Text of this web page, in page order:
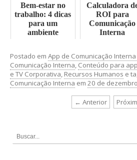
Bem-estar no
trabalho: 4 dicas
para um
ambiente
Calculadora
ROI para
Comunicação
Interna
Postado em App de Comunicação
Comunicação Interna, Conteúdo para
e TV Corporativa, Recursos Humanos e
Comunicação Interna em 20 de
← Anterior